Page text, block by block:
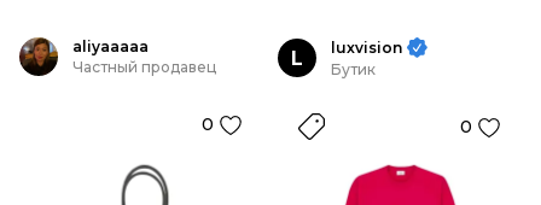
aliyaaaaa
Частный продавец
0
L
luxvision
Бутик
0